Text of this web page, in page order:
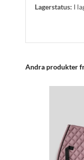
Lagerstatus: I
Andra produkter